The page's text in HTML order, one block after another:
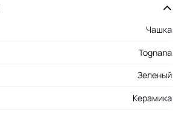
Чашка
Tognana
Зеленый
Керамика